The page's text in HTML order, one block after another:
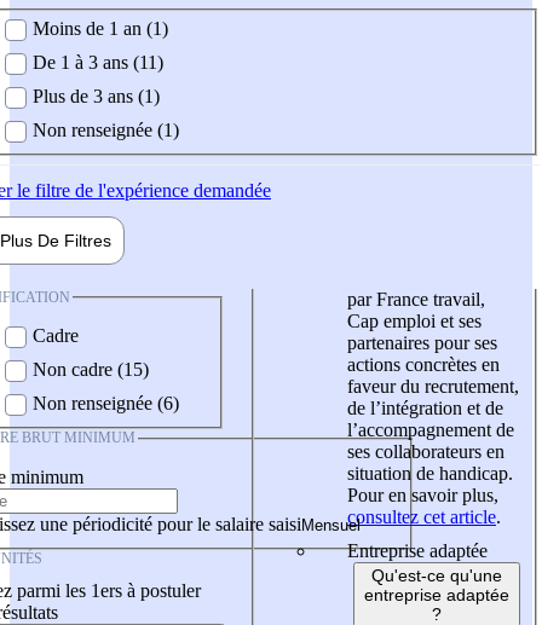
demandée
Moins de 1 an (1)
De 1 à 3 ans (11)
Plus de 3 ans (1)
Non renseignée (1)
le filtre de l'expérience demandée
Plus De Filtres
Cadre
Non cadre (15)
Non renseignée (6)
BRUT MINIMUM
minimum
une périodicité pour le salaire saisi
parmi les 1ers à postuler
par France travail,
Cap emploi et ses
partenaires pour ses
actions concrètes en
faveur du recrutement,
de l’intégration et de
l’accompagnement de
ses collaborateurs en
situation de handicap.
Pour en savoir plus,
consultez cet article.
Entreprise adaptée
Qu'est-ce qu'une
entreprise adaptée
?